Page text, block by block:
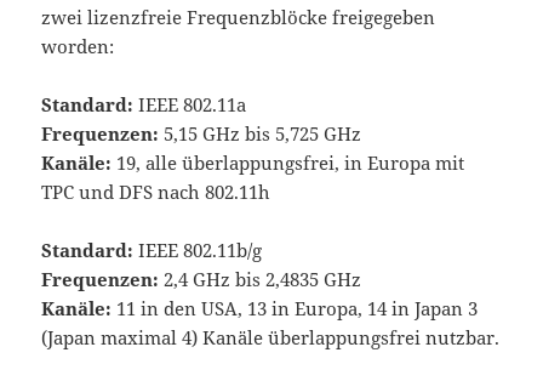
zwei lizenzfreie Frequenzblöcke freigegeben
worden:
Standard: IEEE 802.11a
Frequenzen: 5,15 GHz bis 5,725 GHz
Kanäle: 19, alle überlappungsfrei, in Europa mit
TPC und DFS nach 802.11h
Standard: IEEE 802.11b/g
Frequenzen: 2,4 GHz bis 2,4835 GHz
Kanäle: 11 in den USA, 13 in Europa, 14 in Japan 3
(Japan maximal 4) Kanäle überlappungsfrei nutzbar.